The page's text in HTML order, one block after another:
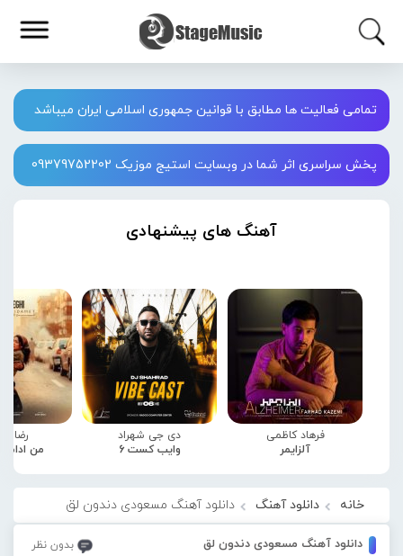
تمامی فعالیت ها مطابق با قوانین جمهوری اسلامی ایران میباشد
پخش سراسری اثر شما در وبسایت استیج موزیک 09379752202
آهنگ های پیشنهادی
فرهاد کاظمی
آلزایمر
دی جی شهراد
وایب کست 6
رضا
من
خانه دانلود آهنگ دانلود آهنگ مسعودی دندون لق
دانلود آهنگ مسعودی دندون لق بدون نظر